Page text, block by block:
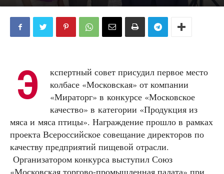
Э
кспертный совет присудил первое место
колбасе «Московская» от компании
«Мираторг» в конкурсе «Московское
качество» в категории «Продукция из
мяса и мяса птицы». Награждение прошло в рамках
проекта Всероссийское совещание директоров по
качеству предприятий пищевой отрасли.
Организатором конкурса выступил Союз